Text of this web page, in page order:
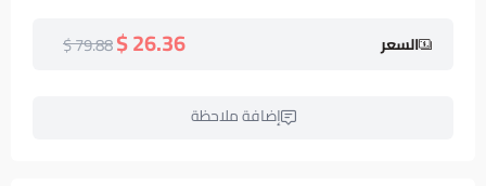
السعر 26.36 $
79.88 $
إضافة ملاحظة